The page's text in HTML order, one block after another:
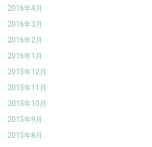
2016年4月
2016年3月
2016年2月
2016年1月
2015年12月
2015年11月
2015年10月
2015年9月
2015年8月